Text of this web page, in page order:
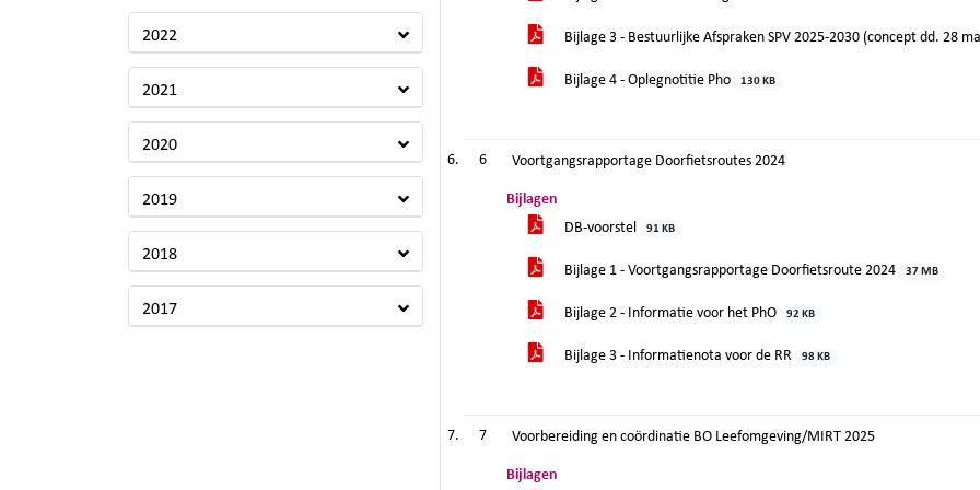
2022
2021
2020
2019
2018
2017
Bijlage 3 - Bestuurlijke Afspraken SPV 2025-2030 (concept dd. 28
Bijlage 4 - Oplegnotitie Pho 130 KB
6 Voortgangsrapportage Doorfietsroutes 2024
Bijlagen
DB-voorstel
91 KB
Bijlage 1 - Voortgangsrapportage Doorfietsroute 2024 37 MB
Bijlage 2 - Informatie voor het PhO 92 KB
Bijlage 3 - Informatienota voor de RR 98 KB
7 Voorbereiding en coördinatie BO Leefomgeving/MIRT 2025
Bijlagen